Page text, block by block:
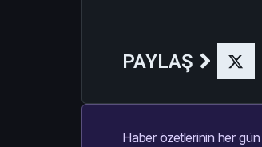
PAYLAŞ
Haber özetlerinin her